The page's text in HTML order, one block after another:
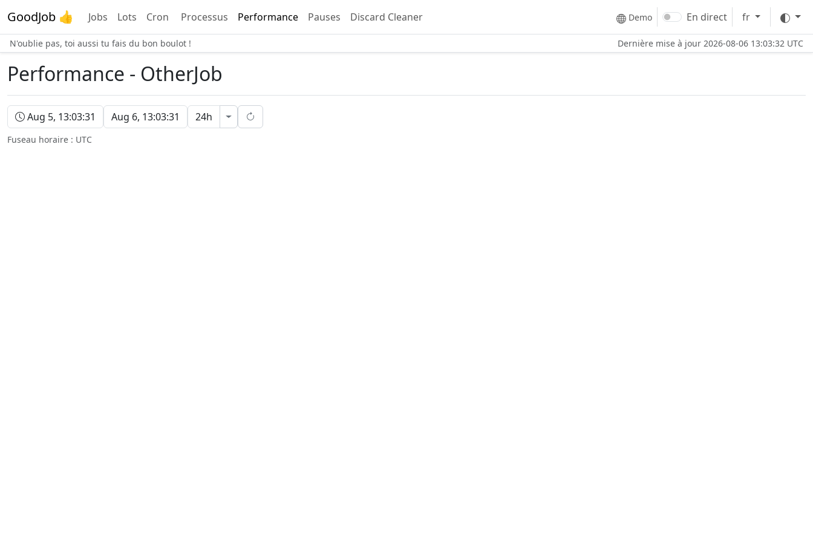
GoodJob 👍 Jobs Lots Cron Processus Performance Pauses Discard Cleaner Demo En direct fr
N'oublie pas, toi aussi tu fais du bon boulot ! Dernière mise à jour 2026-08-06 13:03:32 UTC
Performance - OtherJob
Plage horaire de performance
Aug 5, 13:03:31 Aug 6, 13:03:31 24h Ouvrir les plages horaires de performance
Recharger les données de performance
Fuseau horaire : UTC